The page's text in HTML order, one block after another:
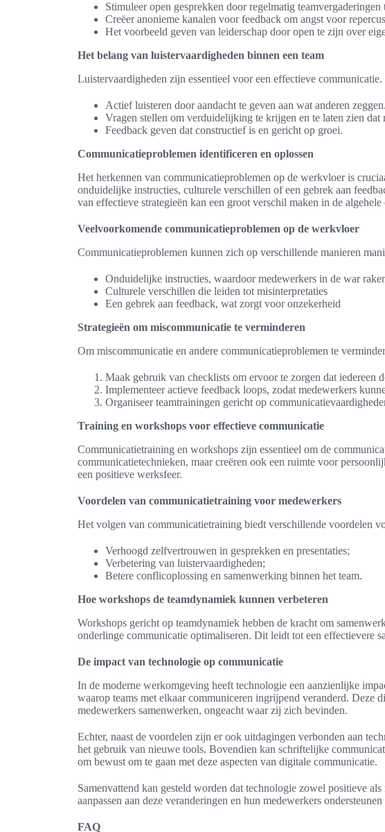
Stimuleer open gesprekken door regelmatig teamvergaderingen
Creëer anonieme kanalen voor feedback om angst voor
Het voorbeeld geven van leiderschap door open te zijn over
Het belang van luistervaardigheden binnen een team
Luistervaardigheden zijn essentieel voor een effectieve
Actief luisteren door aandacht te geven aan wat anderen zeggen.
Vragen stellen om verduidelijking te krijgen en te laten zien dat
Feedback geven dat constructief is en gericht op groei.
Communicatieproblemen identificeren en oplossen
Het herkennen van communicatieproblemen op de werkvloer is
onduidelijke instructies, culturele verschillen of een gebrek aan
van effectieve strategieën kan een groot verschil maken in de
Veelvoorkomende communicatieproblemen op de werkvloer
Communicatieproblemen kunnen zich op verschillende manieren
Onduidelijke instructies, waardoor medewerkers in de war
Culturele verschillen die leiden tot misinterpretaties
Een gebrek aan feedback, wat zorgt voor onzekerheid
Strategieën om miscommunicatie te verminderen
Om miscommunicatie en andere communicatieproblemen te
Maak gebruik van checklists om ervoor te zorgen dat iedereen
Implementeer actieve feedback loops, zodat medewerkers
Organiseer teamtrainingen gericht op
Training en workshops voor effectieve communicatie
Communicatietraining en workshops zijn essentieel om de
communicatietechnieken, maar creëren ook een ruimte voor
een positieve werksfeer.
Voordelen van communicatietraining voor medewerkers
Het volgen van communicatietraining biedt verschillende voordelen
Verhoogd zelfvertrouwen in gesprekken en presentaties;
Verbetering van luistervaardigheden;
Betere conflicoplossing en samenwerking binnen het team.
Hoe workshops de teamdynamiek kunnen verbeteren
Workshops gericht op teamdynamiek hebben de kracht om
onderlinge communicatie optimaliseren. Dit leidt tot een effectievere
De impact van technologie op communicatie
In de moderne werkomgeving heeft technologie een aanzienlijke
waarop teams met elkaar communiceren ingrijpend veranderd.
medewerkers samenwerken, ongeacht waar zij zich bevinden.
Echter, naast de voordelen zijn er ook uitdagingen verbonden aan
het gebruik van nieuwe tools. Bovendien kan schriftelijke
om bewust om te gaan met deze aspecten van digitale communicatie.
Samenvattend kan gesteld worden dat technologie zowel positieve
aanpassen aan deze veranderingen en hun medewerkers
FAQ